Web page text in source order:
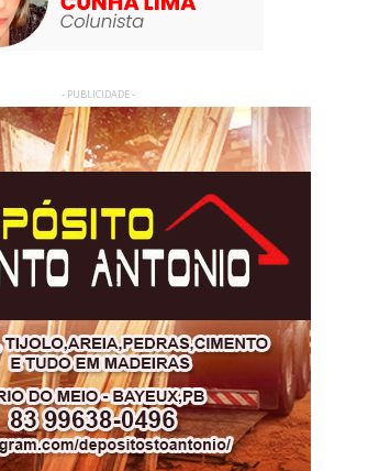
- PUBLICIDADE -